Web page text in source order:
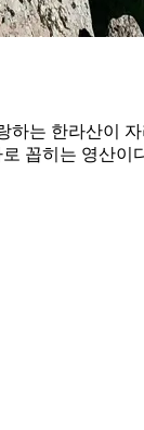
하는 한라산이
꼽히는 영산이